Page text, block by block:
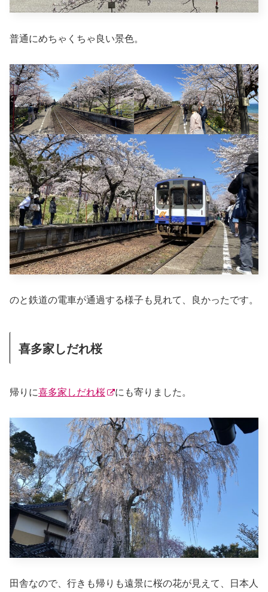
普通にめちゃくちゃ良い景色。
のと鉄道の電車が通過する様子も見れて、良かったです。
喜多家しだれ桜
帰りに喜多家しだれ桜 にも寄りました。
田舎なので、行きも帰りも遠景に桜の花が見えて、日本人